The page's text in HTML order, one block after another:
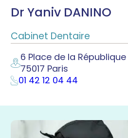
Dr Yaniv DANINO
Cabinet Dentaire
6 Place de la
75017 Paris
01 42 12 04 44